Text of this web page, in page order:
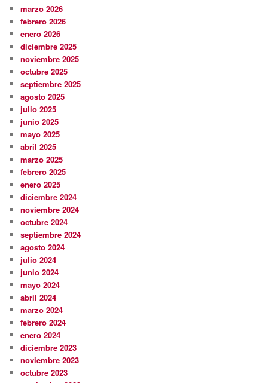
marzo 2026
febrero 2026
enero 2026
diciembre 2025
noviembre 2025
octubre 2025
septiembre 2025
agosto 2025
julio 2025
junio 2025
mayo 2025
abril 2025
marzo 2025
febrero 2025
enero 2025
diciembre 2024
noviembre 2024
octubre 2024
septiembre 2024
agosto 2024
julio 2024
junio 2024
mayo 2024
abril 2024
marzo 2024
febrero 2024
enero 2024
diciembre 2023
noviembre 2023
octubre 2023